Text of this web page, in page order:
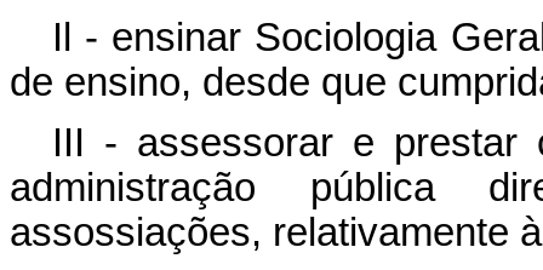
Il - ensinar Sociologia
de ensino, desde que
III - assessorar e prestar
administração pública
assossiações, relativamente